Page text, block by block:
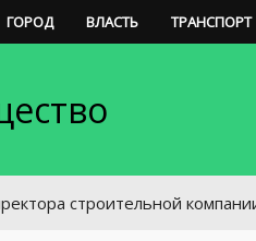
ГОРОД ВЛАСТЬ ТРАНСПОРТ
компании в